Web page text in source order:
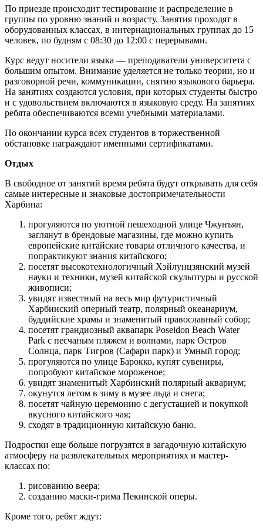
По приезде происходит тестирование и распределение в
группы по уровню знаний и возрасту. Занятия проходят в
оборудованных классах, в интернациональных группах до 15
человек, по будням с 08:30 до 12:00 с перерывами.
Курс ведут носители языка — преподаватели университета с
большим опытом. Внимание уделяется не только теории, но и
разговорной речи, коммуникации, снятию языкового барьера.
На занятиях создаются условия, при которых студенты быстро
и с удовольствием включаются в языковую среду. На занятиях
ребята обеспечиваются всеми учебными материалами.
По окончании курса всех студентов в торжественной
обстановке награждают именными сертификатами.
Отдых
В свободное от занятий время ребята будут открывать для себя
самые интересные и знаковые достопримечательности
Харбина:
прогуляются по уютной пешеходной улице Чжунъян,
заглянут в брендовые магазины, где можно купить
европейские китайские товары отличного качества, и
попрактикуют знания китайского;
посетят высокотехнологичный Хэйлунцзянский музей
науки и техники, музей китайской скульптуры и русской
живописи;
увидят известный на весь мир футуристичный
Харбинский оперный театр, полярный океанариум,
буддийские храмы и знаменитый православный собор;
посетят грандиозный аквапарк Poseidon Beach Water
Park с песчаным пляжем и волнами, парк Остров
Солнца, парк Тигров (Сафари парк) и Умный город;
прогуляются по улице Барокко, купят сувениры,
попробуют китайское мороженое;
увидят знаменитый Харбинский полярный аквариум;
окунутся летом в зиму в музее льда и снега;
посетят чайную церемонию с дегустацией и покупкой
вкусного китайского чая;
сходят в традиционную китайскую баню.
Подростки еще больше погрузятся в загадочную китайскую
атмосферу на развлекательных мероприятиях и мастер-
классах по:
рисованию веера;
созданию маски-грима Пекинской оперы.
Кроме того, ребят ждут: